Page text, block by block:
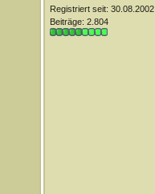
Registriert seit: 30.08.2002
Beiträge: 2.804